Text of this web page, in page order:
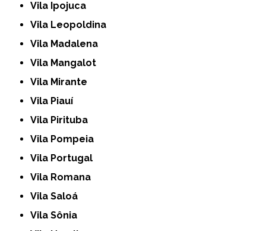
Vila Ipojuca
Vila Leopoldina
Vila Madalena
Vila Mangalot
Vila Mirante
Vila Piauí
Vila Pirituba
Vila Pompeia
Vila Portugal
Vila Romana
Vila Saloá
Vila Sônia